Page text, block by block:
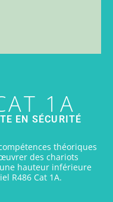
1A
EN SÉCURITÉ
théoriques
des chariots
hauteur inférieure
R486 Cat 1A.